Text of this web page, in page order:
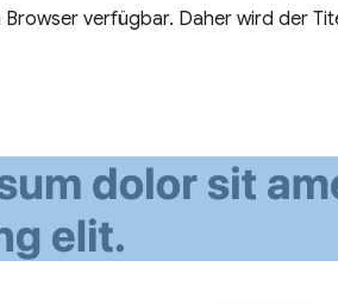
verfügbar. Daher wird der